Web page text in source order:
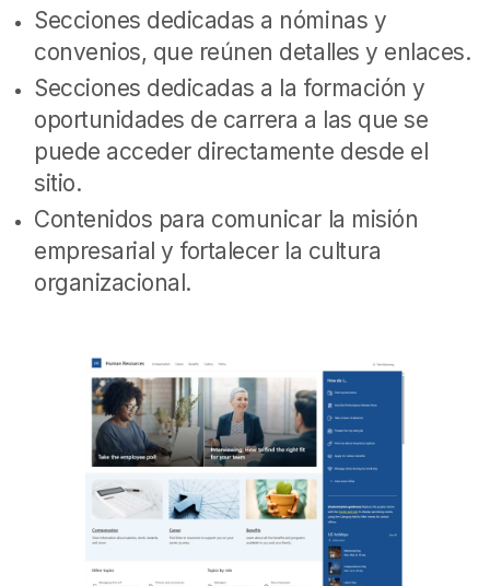
Secciones dedicadas a nóminas y
convenios, que reúnen detalles y enlaces.
Secciones dedicadas a la formación y
oportunidades de carrera a las que se
puede acceder directamente desde el
sitio.
Contenidos para comunicar la misión
empresarial y fortalecer la cultura
organizacional.